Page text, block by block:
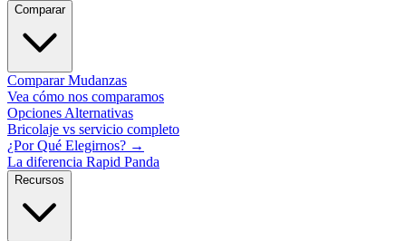
Comparar
Comparar Mudanzas
Vea cómo nos comparamos
Opciones Alternativas
Bricolaje vs servicio completo
¿Por Qué Elegirnos? →
La diferencia Rapid Panda
Recursos